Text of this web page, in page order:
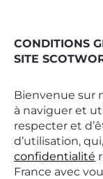
CONDITIONS
SITE
Bienvenue sur
à naviguer et
respecter et
d’utilisation,
confidentialité
France avec